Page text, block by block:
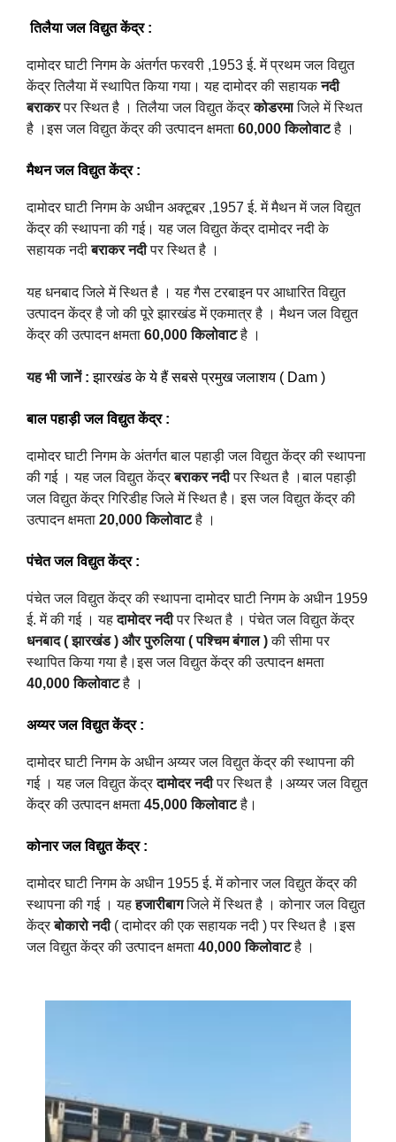
तिलैया जल विद्युत केंद्र :
दामोदर घाटी निगम के अंतर्गत फरवरी ,1953 ई. में प्रथम जल विद्युत
केंद्र तिलैया में स्थापित किया गया। यह दामोदर की सहायकनदी
बराकरपर स्थित है ।तिलैया जल विद्युत केंद्रकोडरमाजिले में स्थित
है ।इस जल विद्युत केंद्र की उत्पादन क्षमता 60,000 किलोवाटहै ।
मैथन जल विद्युत केंद्र :
दामोदर घाटी निगम के अधीन अक्टूबर ,1957 ई. में मैथन में जल विद्युत
केंद्र की स्थापना की गई। यह जल विद्युत केंद्र दामोदर नदी के
सहायक नदीबराकर नदीपर स्थित है ।
यह धनबाद जिले में स्थित है । यह गैस टरबाइन पर आधारित विद्युत
उत्पादन केंद्र है जो की पूरे झारखंड में एकमात्र है । मैथन जल विद्युत
केंद्र की उत्पादन क्षमता 60,000 किलोवाटहै ।
यह भी जानें : झारखंड के ये हैं सबसे प्रमुख जलाशय ( Dam )
बाल पहाड़ी जल विद्युत केंद्र :
दामोदर घाटी निगम के अंतर्गत बाल पहाड़ी जल विद्युत केंद्र की स्थापना
की गई । यह जल विद्युत केंद्रबराकर नदीपर स्थित है ।बाल पहाड़ी
जल विद्युत केंद्र गिरिडीह जिले में स्थित है। इस जल विद्युत केंद्र की
उत्पादन क्षमता 20,000 किलोवाटहै ।
पंचेत जल विद्युत केंद्र:
पंचेत जल विद्युत केंद्र की स्थापना दामोदर घाटी निगम के अधीन 1959
ई. में की गई । यहदामोदर नदीपर स्थित है ।पंचेत जल विद्युत केंद्र
धनबाद ( झारखंड ) और पुरुलिया ( पश्चिम बंगाल )की सीमा पर
स्थापित किया गया है।इस जल विद्युत केंद्र की उत्पादन क्षमता
40,000 किलोवाटहै ।
अय्यर जल विद्युत केंद्र:
दामोदर घाटी निगम के अधीन अय्यर जल विद्युत केंद्र की स्थापना की
गई । यह जल विद्युत केंद्रदामोदर नदीपर स्थित है । अय्यर जल विद्युत
केंद्र की उत्पादन क्षमता 45,000 किलोवाटहै।
कोनार जल विद्युत केंद्र:
दामोदर घाटी निगम के अधीन 1955 ई. में कोनार जल विद्युत केंद्र की
स्थापना की गई । यहहजारीबागजिले में स्थित है । कोनार जल विद्युत
केंद्रबोकारो नदी( दामोदर की एक सहायक नदी ) पर स्थित है ।इस
जल विद्युत केंद्र की उत्पादन क्षमता 40,000 किलोवाटहै ।